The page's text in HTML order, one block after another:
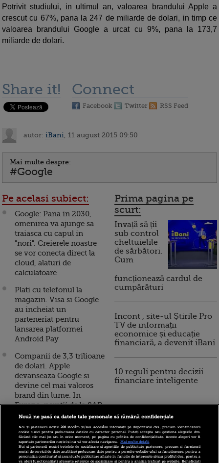
Potrivit studiului, in ultimul an, valoarea brandului Apple a
crescut cu 67%, pana la 247 de miliarde de dolari, in timp ce
valoarea brandului Google a urcat cu 9%, pana la 173,7
miliarde de dolari.
Share it! Connect
Facebook Twitter RSS Feed
autor: iBani , 11 august 2015 09:50
Mai multe despre:
#Google
Pe acelasi subiect:
Google: Pana in 2030,
omenirea va ajunge sa
traiasca cu capul in
"nori". Creierele noastre
se vor conecta direct la
cloud, alaturi de
calculatoare
Plati cu telefonul la
magazin. Visa si Google
au incheiat un
parteneriat pentru
lansarea platformei
Android Pay
Companii de 3,3 trilioane
de dolari. Apple
devanseaza Google si
devine cel mai valoros
brand din lume. In
Europa, nemtii de la SAP
detin suprematia
Cele mai cautate produse
pe Google in fiecare tara
din lume. Ce-i
Prima pagina pe
scurt:
Invață să ții
sub control
cheltuielile
de sărbători.
Cum
funcționează cardul de
cumpărături
Incont , site-ul Știrile Pro
TV de informații
economice și educație
financiară, a devenit iBani
10 reguli pentru decizii
financiare inteligente
Nouă ne pasă ca datele tale personale să rămână confidențiale
Noi și partenerii noștri201stocăm și/sau accesăm informații pe dispozitivul dvs., precum identificatorii
cookie unici pentru prelucrarea datelor cu caracter personal. Puteți accepta sau gestiona alegerile dvs.
făcând clic mai jos sau în orice moment, pe pagina cu politica de confidențialitate. Aceste alegeri vor fi
raportate partenerilor noștri și nu vă vor afecta navigarea.
Mai multe detalii
Noi si partenerii nostri (retelele de socializare si agentiile de publicitate partenere, precum si furnizorii
nostri de servicii de date analitice) prelucram date pentru a permite website-ului sa functioneze, pentru a
personaliza continutul si anunturile publicitare afisate in functie de interesele si/sau profilul dvs., pentru a
va oferi functionalitati aferente retelelor de socializare si pentru a analiza traficul pe website. Beneficiati